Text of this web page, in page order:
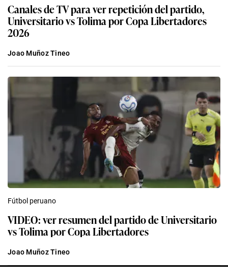
Canales de TV para ver repetición del partido,
Universitario vs Tolima por Copa Libertadores
2026
Joao Muñoz Tineo
Fútbol peruano
VIDEO: ver resumen del partido de Universitario
vs Tolima por Copa Libertadores
Joao Muñoz Tineo